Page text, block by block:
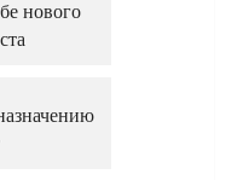
нового